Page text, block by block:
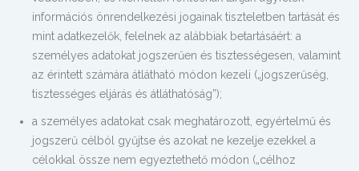
információs önrendelkezési jogainak tiszteletben tartását és
mint adatkezelők, felelnek az alábbiak betartásáért: a
személyes adatokat jogszerűen és tisztességesen, valamint
az érintett számára átlátható módon kezeli („jogszerűség,
tisztességes eljárás és átláthatóság”);
a személyes adatokat csak meghatározott, egyértelmű és
jogszerű célból gyűjtse és azokat ne kezelje ezekkel a
célokkal össze nem egyeztethető módon („célhoz